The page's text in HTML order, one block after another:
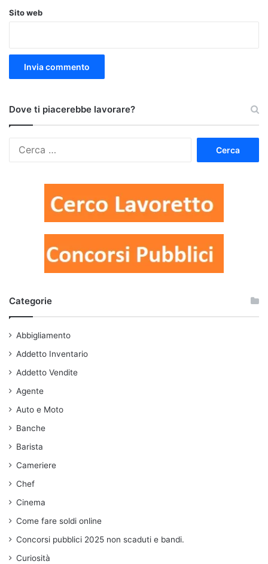
Sito web
Dove ti piacerebbe lavorare?
Categorie
Abbigliamento
Addetto Inventario
Addetto Vendite
Agente
Auto e Moto
Banche
Barista
Cameriere
Chef
Cinema
Come fare soldi online
Concorsi pubblici 2025 non scaduti e bandi.
Curiosità